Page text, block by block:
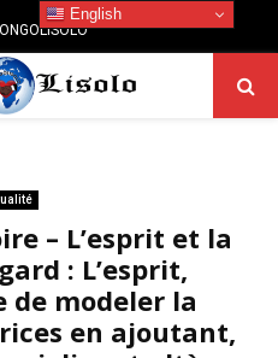
– L’esprit et la
: L’esprit,
de modeler la
en ajoutant,
English